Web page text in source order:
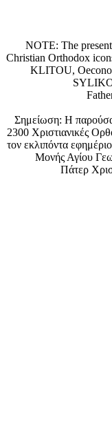
NOTE: The
Christian Orthodox
KLITOU,
Σημείωση: Η
2300 Χριστιανικές
τον εκλιπόντα
Μονής Αγίου
Πάτερ